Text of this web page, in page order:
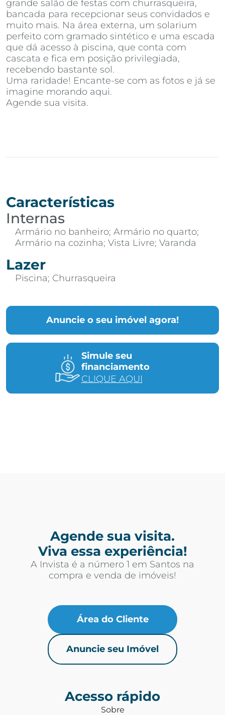
grande salão de festas com churrasqueira,
bancada para recepcionar seus convidados e
muito mais. Na área externa, um solarium
perfeito com gramado sintético e uma escada
que dá acesso à piscina, que conta com
cascata e fica em posição privilegiada,
recebendo bastante sol.
Uma raridade! Encante-se com as fotos e já se
imagine morando aqui.
Agende sua visita.
Anuncie o seu imóvel agora!
Simule seu
financiamento
CLIQUE AQUI
Características
Internas
Armário no banheiro; Armário no quarto;
Armário na cozinha; Vista Livre; Varanda
Lazer
Piscina; Churrasqueira
Agende sua visita.
Viva essa experiência!
A Invista é a número 1 em Santos na
compra e venda de imóveis!
Área do Cliente
Anuncie seu Imóvel
Acesso rápido
Sobre